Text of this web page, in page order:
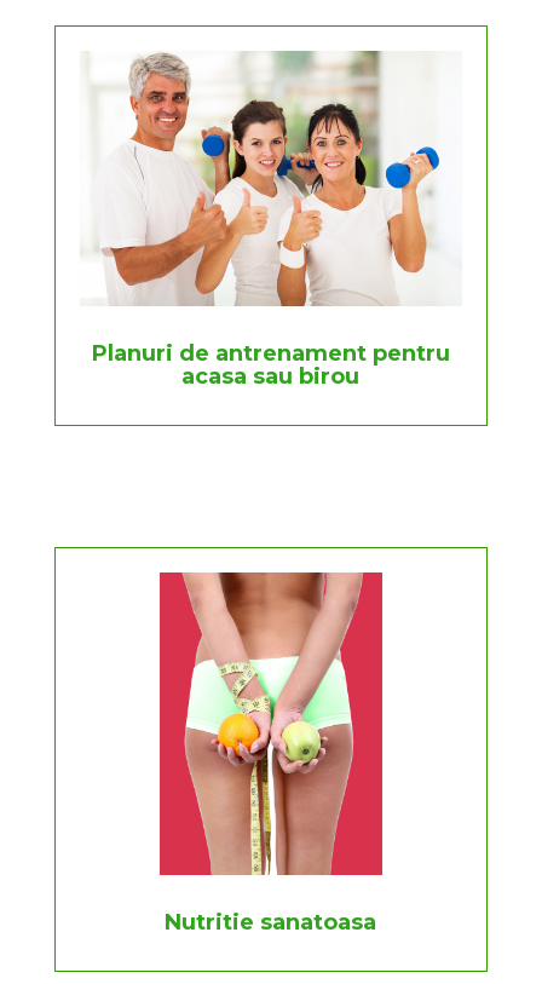
Planuri de antrenament pentru
acasa sau birou
Nutritie sanatoasa